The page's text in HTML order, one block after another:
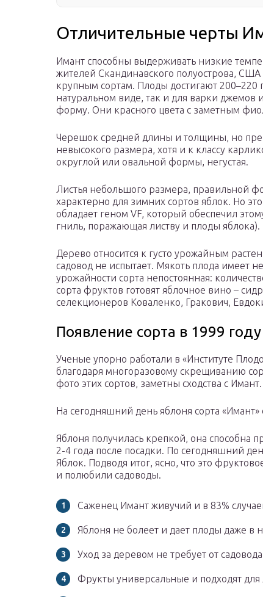
Отличительные черты
Имант способны выдерживать низкие
жителей Скандинавского полуострова,
крупным сортам. Плоды достигают 200–220
натуральном виде, так и для варки джемов
форму. Они красного цвета с заметным
Черешок средней длины и толщины, но
невысокого размера, хотя и к классу
округлой или овальной формы, негустая.
Листья небольшого размера, правильной
характерно для зимних сортов яблок. Но
обладает геном VF, который обеспечил
гниль, поражающая листву и плоды яблока).
Дерево относится к густо урожайным
садовод не испытает. Мякоть плода имеет
урожайности сорта непостоянная:
сорта фруктов готовят яблочное вино –
селекционеров Коваленко, Гракович,
Появление сорта в 1999 году
Ученые упорно работали в «Институте
благодаря многоразовому скрещиванию
фото этих сортов, заметны сходства с Имант.
На сегодняшний день яблоня сорта
Яблоня получилась крепкой, она способна
2-4 года после посадки. По сегодняшний
Яблок. Подводя итог, ясно, что это
и полюбили садоводы.
Саженец Имант живучий и в 83%
Яблоня не болеет и дает плоды даже в
Уход за деревом не требует от
Фрукты универсальные и подходят